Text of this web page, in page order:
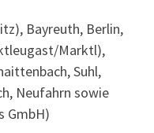
Bayreuth, Berlin,
Marktl),
Suhl,
Neufahrn sowie
GmbH)